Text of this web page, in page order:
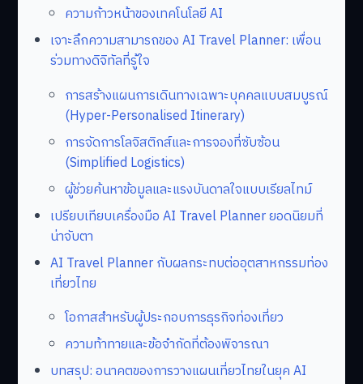
ความก้าวหน้าของเทคโนโลยี AI
เจาะลึกความสามารถของ AI Travel Planner: เพื่อน
ร่วมทางดิจิทัลที่รู้ใจ
การสร้างแผนการเดินทางเฉพาะบุคคลแบบสมบูรณ์
(Hyper-Personalised Itinerary)
การจัดการโลจิสติกส์และการจองที่ซับซ้อน
(Simplified Logistics)
ผู้ช่วยค้นหาข้อมูลและแรงบันดาลใจแบบเรียลไทม์
เปรียบเทียบเครื่องมือ AI Travel Planner ยอดนิยมที่
น่าจับตา
AI Travel Planner กับผลกระทบต่ออุตสาหกรรมท่อง
เที่ยวไทย
โอกาสสำหรับผู้ประกอบการธุรกิจท่องเที่ยว
ความท้าทายและข้อจำกัดที่ต้องพิจารณา
บทสรุป: อนาคตของการวางแผนเที่ยวไทยในยุค AI